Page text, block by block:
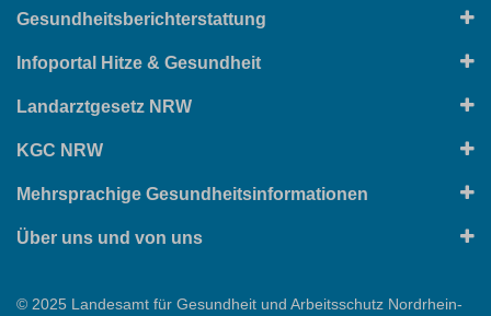
Gesundheitsberichterstattung
Infoportal Hitze & Gesundheit
Landarztgesetz NRW
KGC NRW
Mehrsprachige Gesundheitsinformationen
Über uns und von uns
© 2025 Landesamt für Gesundheit und Arbeitsschutz Nordrhein-